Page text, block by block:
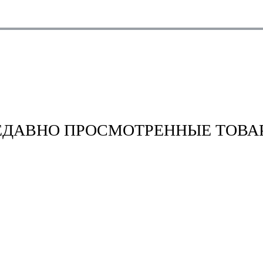
ПРОСМОТРЕННЫЕ